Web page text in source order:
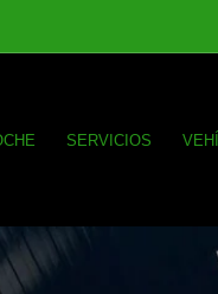
SERVICIOS